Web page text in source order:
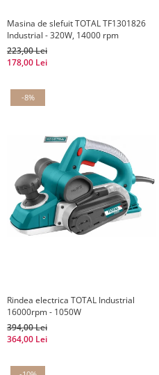
Masina de slefuit TOTAL TF1301826
Industrial - 320W, 14000 rpm
223,00 Lei
178,00 Lei
-8%
Rindea electrica TOTAL Industrial
16000rpm - 1050W
394,00 Lei
364,00 Lei